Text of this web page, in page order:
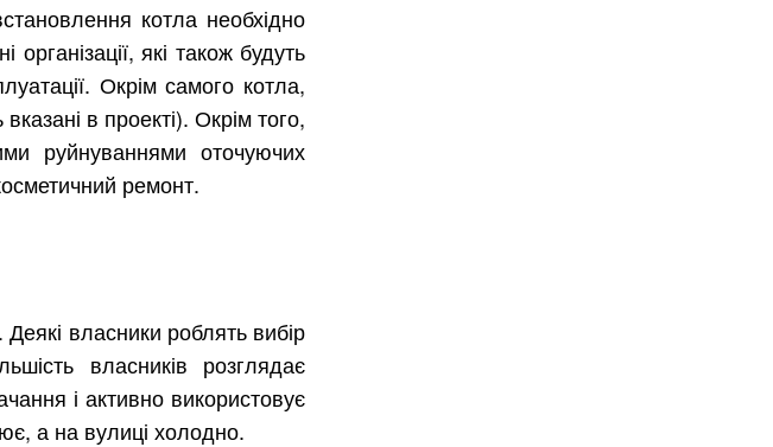
котла необхідно
які також будуть
Окрім самого котла,
в проекті). Окрім того,
руйнуваннями оточуючих
ремонт.
власники роблять вибір
власників розглядає
і активно використовує
а на вулиці холодно.